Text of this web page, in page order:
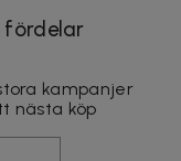
fördelar
kampanjer
nästa köp